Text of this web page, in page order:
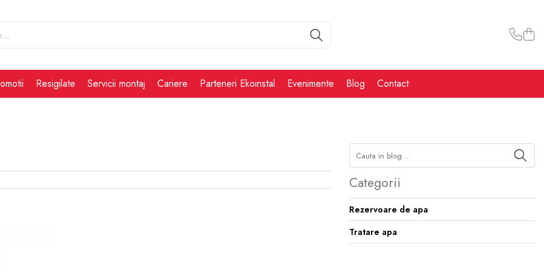
Resigilate Servicii montaj Cariere Parteneri Ekoinstal Evenimente Blog Contact
Categorii
Rezervoare de apa
Tratare apa